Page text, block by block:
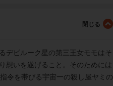
デビルーク星の第三王女モモはそ
想いを遂げること。そのためには
令を帯びる宇宙一の殺し屋ヤミの